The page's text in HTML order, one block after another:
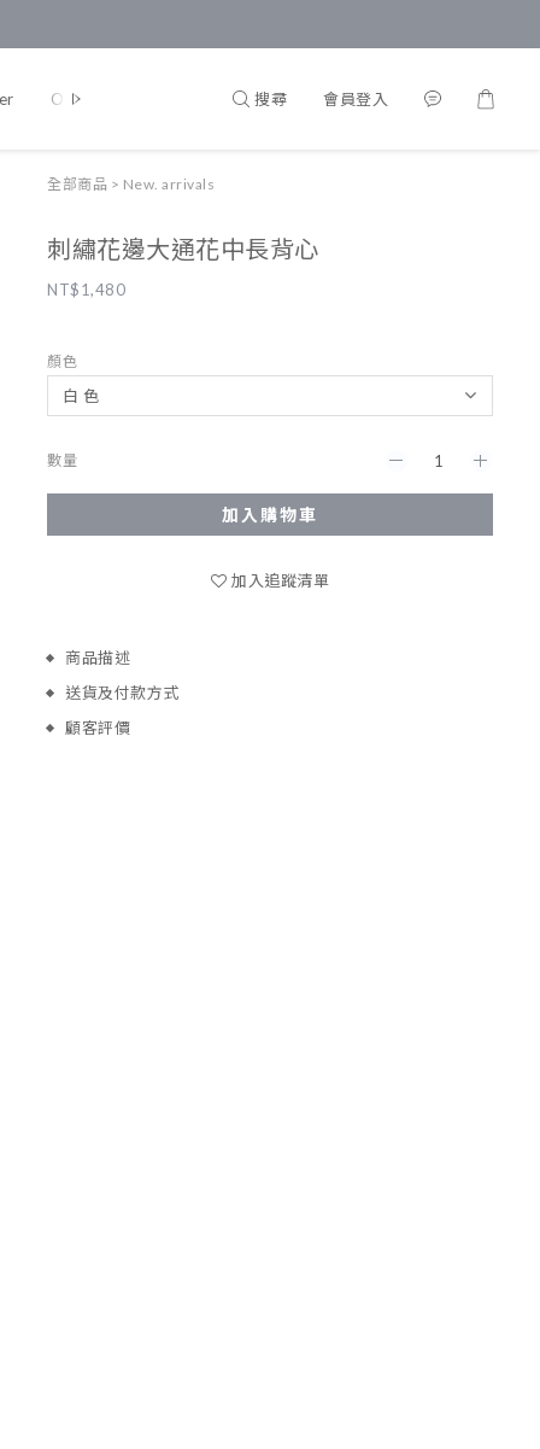
Onepiece Accessories Lifestyle Kalulala
搜尋 會員登入
全部商品 > New. arrivals
刺繡花邊大通花中長背心
NT$1,480
顏色
數量
加入購物車
加入追蹤清單
商品描述
送貨及付款方式
顧客評價